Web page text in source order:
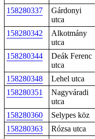
158280337
Gárdonyi
utca
158280342
Alkotmány
utca
158280344
Deák Ferenc
utca
158280348 Lehel utca
158280351
Nagyváradi
utca
158280360 Selypes köz
158280363
Rózsa utca